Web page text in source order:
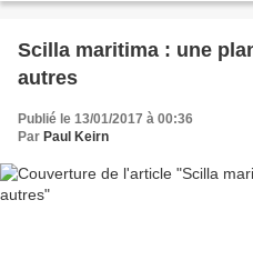
Scilla maritima : une
autres
Publié le 13/01/2017 à 00:36
Par Paul Keirn